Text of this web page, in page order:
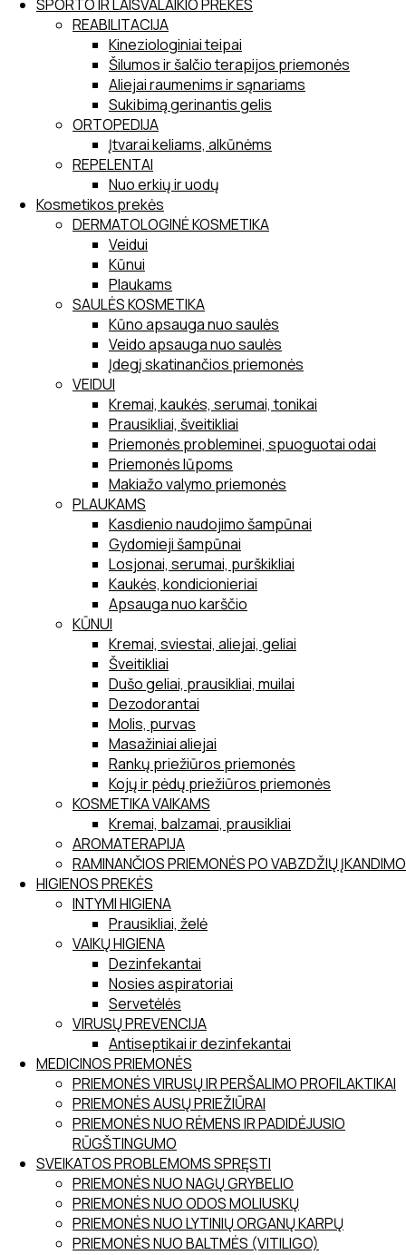
SPORTO IR LAISVALAIKIO PREKĖS
REABILITACIJA
Kineziologiniai teipai
Šilumos ir šalčio terapijos priemonės
Aliejai raumenims ir sąnariams
Sukibimą gerinantis gelis
ORTOPEDIJA
Įtvarai keliams, alkūnėms
REPELENTAI
Nuo erkių ir uodų
Kosmetikos prekės
DERMATOLOGINĖ KOSMETIKA
Veidui
Kūnui
Plaukams
SAULĖS KOSMETIKA
Kūno apsauga nuo saulės
Veido apsauga nuo saulės
Įdegį skatinančios priemonės
VEIDUI
Kremai, kaukės, serumai, tonikai
Prausikliai, šveitikliai
Priemonės probleminei, spuoguotai odai
Priemonės lūpoms
Makiažo valymo priemonės
PLAUKAMS
Kasdienio naudojimo šampūnai
Gydomieji šampūnai
Losjonai, serumai, purškikliai
Kaukės, kondicionieriai
Apsauga nuo karščio
KŪNUI
Kremai, sviestai, aliejai, geliai
Šveitikliai
Dušo geliai, prausikliai, muilai
Dezodorantai
Molis, purvas
Masažiniai aliejai
Rankų priežiūros priemonės
Kojų ir pėdų priežiūros priemonės
KOSMETIKA VAIKAMS
Kremai, balzamai, prausikliai
AROMATERAPIJA
RAMINANČIOS PRIEMONĖS PO VABZDŽIŲ ĮKANDIMO
HIGIENOS PREKĖS
INTYMI HIGIENA
Prausikliai, želė
VAIKŲ HIGIENA
Dezinfekantai
Nosies aspiratoriai
Servetėlės
VIRUSŲ PREVENCIJA
Antiseptikai ir dezinfekantai
MEDICINOS PRIEMONĖS
PRIEMONĖS VIRUSŲ IR PERŠALIMO PROFILAKTIKAI
PRIEMONĖS AUSŲ PRIEŽIŪRAI
PRIEMONĖS NUO RĖMENS IR PADIDĖJUSIO
RŪGŠTINGUMO
SVEIKATOS PROBLEMOMS SPRĘSTI
PRIEMONĖS NUO NAGŲ GRYBELIO
PRIEMONĖS NUO ODOS MOLIUSKŲ
PRIEMONĖS NUO LYTINIŲ ORGANŲ KARPŲ
PRIEMONĖS NUO BALTMĖS (VITILIGO)